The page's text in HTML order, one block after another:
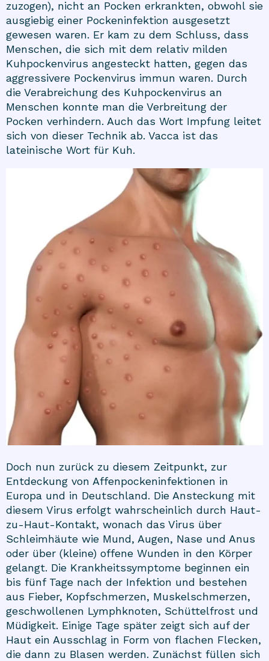
zuzogen), nicht an Pocken erkrankten, obwohl sie
ausgiebig einer Pockeninfektion ausgesetzt
gewesen waren. Er kam zu dem Schluss, dass
Menschen, die sich mit dem relativ milden
Kuhpockenvirus angesteckt hatten, gegen das
aggressivere Pockenvirus immun waren. Durch
die Verabreichung des Kuhpockenvirus an
Menschen konnte man die Verbreitung der
Pocken verhindern. Auch das Wort Impfung leitet
sich von dieser Technik ab. Vacca ist das
lateinische Wort für Kuh.
Doch nun zurück zu diesem Zeitpunkt, zur
Entdeckung von Affenpockeninfektionen in
Europa und in Deutschland. Die Ansteckung mit
diesem Virus erfolgt wahrscheinlich durch Haut-
zu-Haut-Kontakt, wonach das Virus über
Schleimhäute wie Mund, Augen, Nase und Anus
oder über (kleine) offene Wunden in den Körper
gelangt. Die Krankheitssymptome beginnen ein
bis fünf Tage nach der Infektion und bestehen
aus Fieber, Kopfschmerzen, Muskelschmerzen,
geschwollenen Lymphknoten, Schüttelfrost und
Müdigkeit. Einige Tage später zeigt sich auf der
Haut ein Ausschlag in Form von flachen Flecken,
die dann zu Blasen werden. Zunächst füllen sich